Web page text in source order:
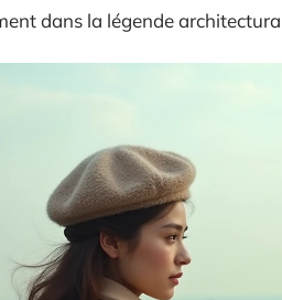
dans la légende